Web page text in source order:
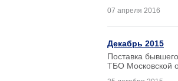
07 апреля 2016
Декабрь 2015
Поставка
ТБО Московской